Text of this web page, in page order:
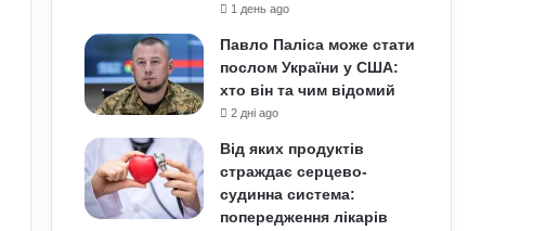
1 день ago
Павло Паліса може стати
послом України у США:
хто він та чим відомий
2 дні ago
Від яких продуктів
страждає серцево-
судинна система:
попередження лікарів